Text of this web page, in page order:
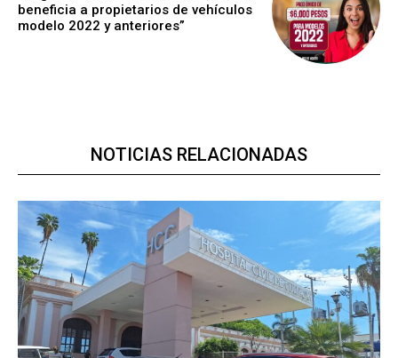
beneficia a propietarios de vehículos
modelo 2022 y anteriores”
NOTICIAS RELACIONADAS